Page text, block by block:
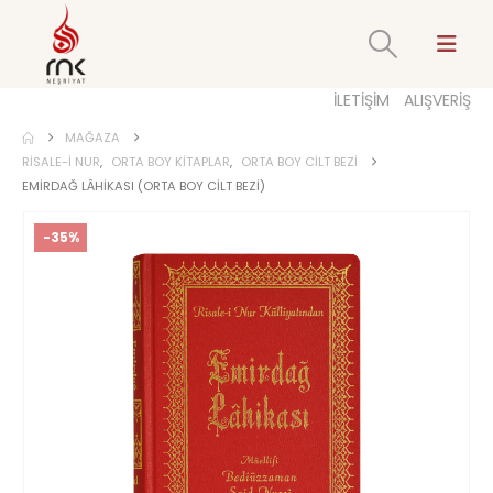
İLETİŞİM ALIŞVERİŞ
MAĞAZA
RISALE-I NUR, ORTA BOY KITAPLAR, ORTA BOY CILT BEZI
EMIRDAĞ LÂHIKASI (ORTA BOY CILT BEZI)
-35%